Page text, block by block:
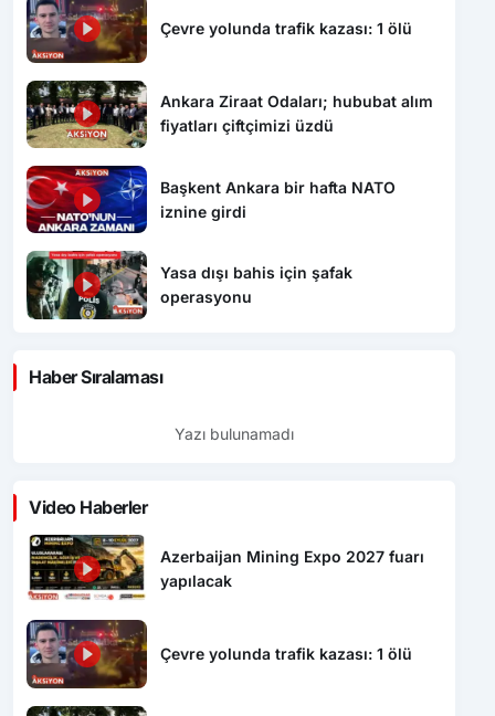
Çevre yolunda trafik kazası: 1 ölü
Ankara Ziraat Odaları; hububat alım
fiyatları çiftçimizi üzdü
Başkent Ankara bir hafta NATO
iznine girdi
Yasa dışı bahis için şafak
operasyonu
Haber Sıralaması
Yazı bulunamadı
Video Haberler
Azerbaijan Mining Expo 2027 fuarı
yapılacak
Çevre yolunda trafik kazası: 1 ölü